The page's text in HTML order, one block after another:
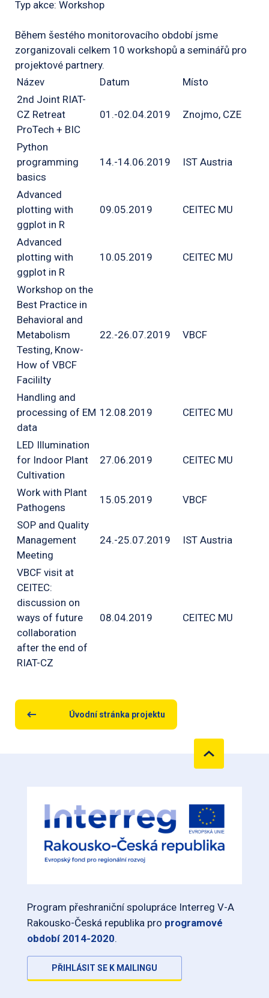
Typ akce: Workshop
Během šestého monitorovacího období jsme
zorganizovali celkem 10 workshopů a seminářů pro
projektové partnery.
Název
Datum
Místo
2nd Joint RIAT-
CZ Retreat
ProTech + BIC
01.-02.04.2019 Znojmo, CZE
Python
programming
basics
14.-14.06.2019 IST Austria
Advanced
plotting with
ggplot in R
09.05.2019 CEITEC MU
Advanced
plotting with
ggplot in R
10.05.2019 CEITEC MU
Workshop on the
Best Practice in
Behavioral and
Metabolism
Testing, Know-
How of VBCF
Facililty
22.-26.07.2019 VBCF
Handling and
processing of EM
data
12.08.2019 CEITEC MU
LED Illumination
for Indoor Plant
Cultivation
27.06.2019 CEITEC MU
Work with Plant
Pathogens
15.05.2019 VBCF
SOP and Quality
Management
Meeting
24.-25.07.2019 IST Austria
VBCF visit at
CEITEC:
discussion on
ways of future
collaboration
after the end of
RIAT-CZ
08.04.2019 CEITEC MU
Úvodní stránka projektu
Program přeshraniční spolupráce Interreg V-A
Rakousko-Česká republika pro programové
období 2014-2020.
PŘIHLÁSIT SE K MAILINGU